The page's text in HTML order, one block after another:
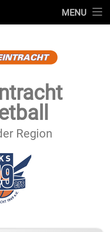
MENU
Region